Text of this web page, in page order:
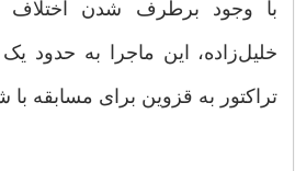
با وجود برطرف شدن اختلاف
خلیل‌زاده، این ماجرا به حدود
تراکتور به قزوین برای مسابقه